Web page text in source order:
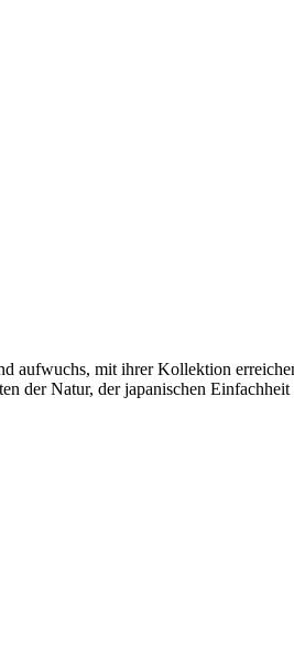
aufwuchs, mit ihrer Kollektion
der Natur, der japanischen